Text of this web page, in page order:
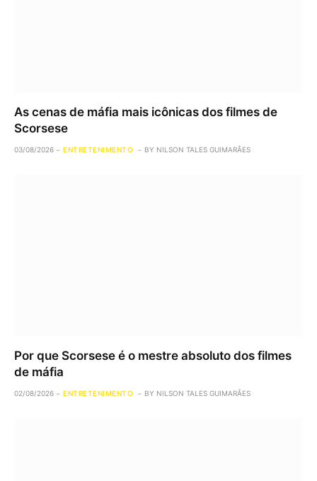
As cenas de máfia mais icônicas dos filmes de
Scorsese
03/08/2026 ENTRETENIMENTO BY NILSON TALES GUIMARÃES
Por que Scorsese é o mestre absoluto dos filmes
de máfia
02/08/2026 ENTRETENIMENTO BY NILSON TALES GUIMARÃES